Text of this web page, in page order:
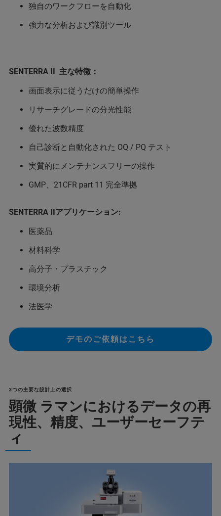
独自のワークフローを自動化
強力な分析および識別ツール
SENTERRA II 主な特徴：
画面表示に従うだけの簡単操作
リサーチグレードの分光性能
優れた波数精度
自己診断と自動化された OQ / PQ テスト
実質的にメンテナンスフリーの操作
GMP、21CFR part 11 完全準拠
SENTERRA IIアプリケーション:
医薬品
材料科学
高分子・プラスチック
環境分析
法医学
デモのご依頼はこちら
3つの主要な設計上の選択
顕微 ラマンにおけるデータの再
現性、精度、ユーザーセーフテ
ィ